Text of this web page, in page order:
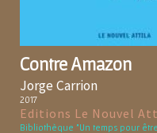
Contre Amazon
Jorge Carrion
2017
Editions Le Nouvel
Bibliothèque "Un temps pour